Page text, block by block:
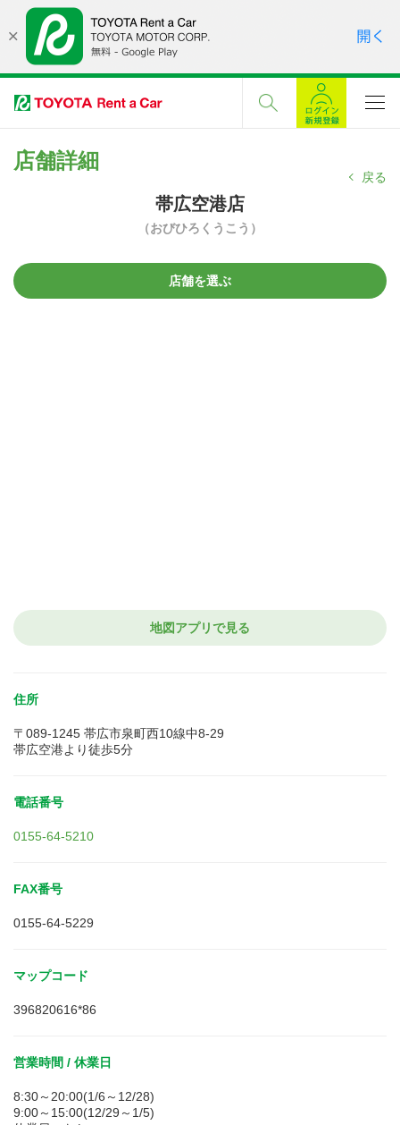
店舗詳細
戻る
帯広空港店
（おびひろくうこう）
店舗を選ぶ
地図アプリで見る
住所
〒089-1245 帯広市泉町西10線中8-29
帯広空港より徒歩5分
電話番号
0155-64-5210
FAX番号
0155-64-5229
マップコード
396820616*86
営業時間 / 休業日
8:30～20:00(1/6～12/28)
9:00～15:00(12/29～1/5)